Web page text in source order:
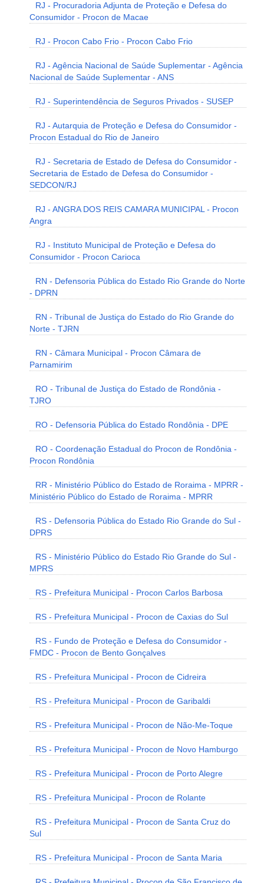
RJ - Procuradoria Adjunta de Proteção e Defesa do
Consumidor - Procon de Macae
RJ - Procon Cabo Frio - Procon Cabo Frio
RJ - Agência Nacional de Saúde Suplementar - Agência
Nacional de Saúde Suplementar - ANS
RJ - Superintendência de Seguros Privados - SUSEP
RJ - Autarquia de Proteção e Defesa do Consumidor -
Procon Estadual do Rio de Janeiro
RJ - Secretaria de Estado de Defesa do Consumidor -
Secretaria de Estado de Defesa do Consumidor -
SEDCON/RJ
RJ - ANGRA DOS REIS CAMARA MUNICIPAL - Procon
Angra
RJ - Instituto Municipal de Proteção e Defesa do
Consumidor - Procon Carioca
RN - Defensoria Pública do Estado Rio Grande do Norte
- DPRN
RN - Tribunal de Justiça do Estado do Rio Grande do
Norte - TJRN
RN - Câmara Municipal - Procon Câmara de
Parnamirim
RO - Tribunal de Justiça do Estado de Rondônia -
TJRO
RO - Defensoria Pública do Estado Rondônia - DPE
RO - Coordenação Estadual do Procon de Rondônia -
Procon Rondônia
RR - Ministério Público do Estado de Roraima - MPRR -
Ministério Público do Estado de Roraima - MPRR
RS - Defensoria Pública do Estado Rio Grande do Sul -
DPRS
RS - Ministério Público do Estado Rio Grande do Sul -
MPRS
RS - Prefeitura Municipal - Procon Carlos Barbosa
RS - Prefeitura Municipal - Procon de Caxias do Sul
RS - Fundo de Proteção e Defesa do Consumidor -
FMDC - Procon de Bento Gonçalves
RS - Prefeitura Municipal - Procon de Cidreira
RS - Prefeitura Municipal - Procon de Garibaldi
RS - Prefeitura Municipal - Procon de Não-Me-Toque
RS - Prefeitura Municipal - Procon de Novo Hamburgo
RS - Prefeitura Municipal - Procon de Porto Alegre
RS - Prefeitura Municipal - Procon de Rolante
RS - Prefeitura Municipal - Procon de Santa Cruz do
Sul
RS - Prefeitura Municipal - Procon de Santa Maria